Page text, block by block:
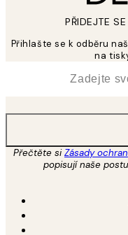
PŘIDEJTE
Přihlašte se k odběru
na
Přečtěte siZásady
popisují naše